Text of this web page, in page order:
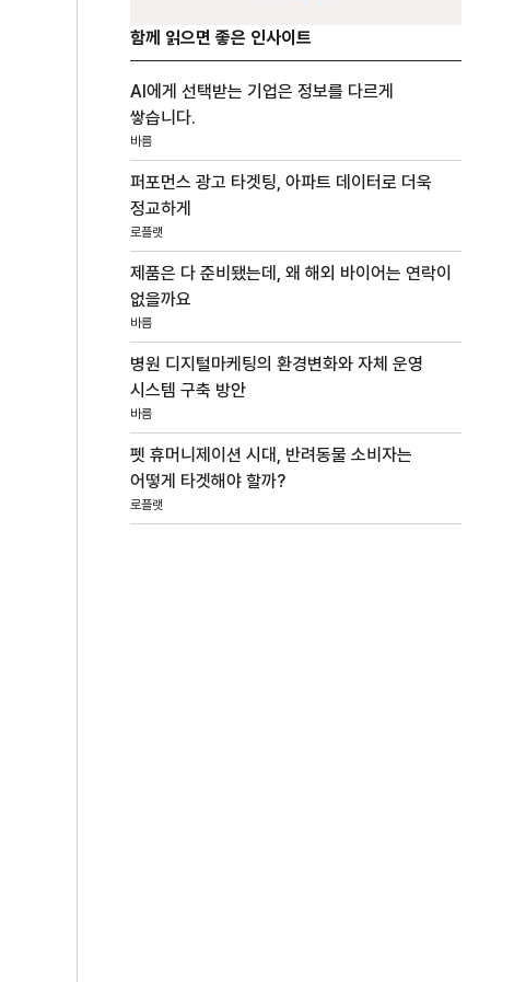
함께 읽으면 좋은 인사이트
AI에게 선택받는 기업은 정보를 다르게
쌓습니다.
바름
퍼포먼스 광고 타겟팅, 아파트 데이터로 더욱
정교하게
로플랫
제품은 다 준비됐는데, 왜 해외 바이어는 연락이
없을까요
바름
병원 디지털마케팅의 환경변화와 자체 운영
시스템 구축 방안
바름
펫 휴머니제이션 시대, 반려동물 소비자는
어떻게 타겟해야 할까?
로플랫